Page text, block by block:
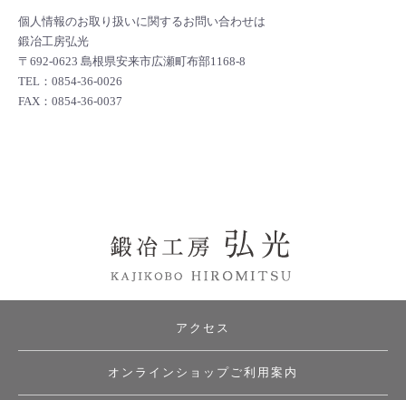
個人情報のお取り扱いに関するお問い合わせは
鍛冶工房弘光
〒692-0623 島根県安来市広瀬町布部1168-8
TEL：0854-36-0026
FAX：0854-36-0037
アクセス
オンラインショップご利用案内